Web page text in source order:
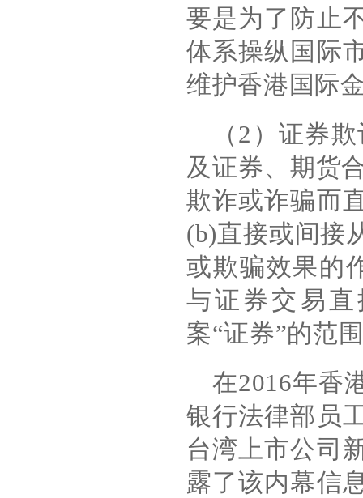
要是为了防止
体系操纵国际
维护香港国际
（ 2 ）证券
及证券、期货
欺诈或诈骗而
(b)直接或间接
或欺骗效果的
与证券交易
案“证券”的范
在2016年香
银行法律部员
台湾上市公司
露了该内幕信